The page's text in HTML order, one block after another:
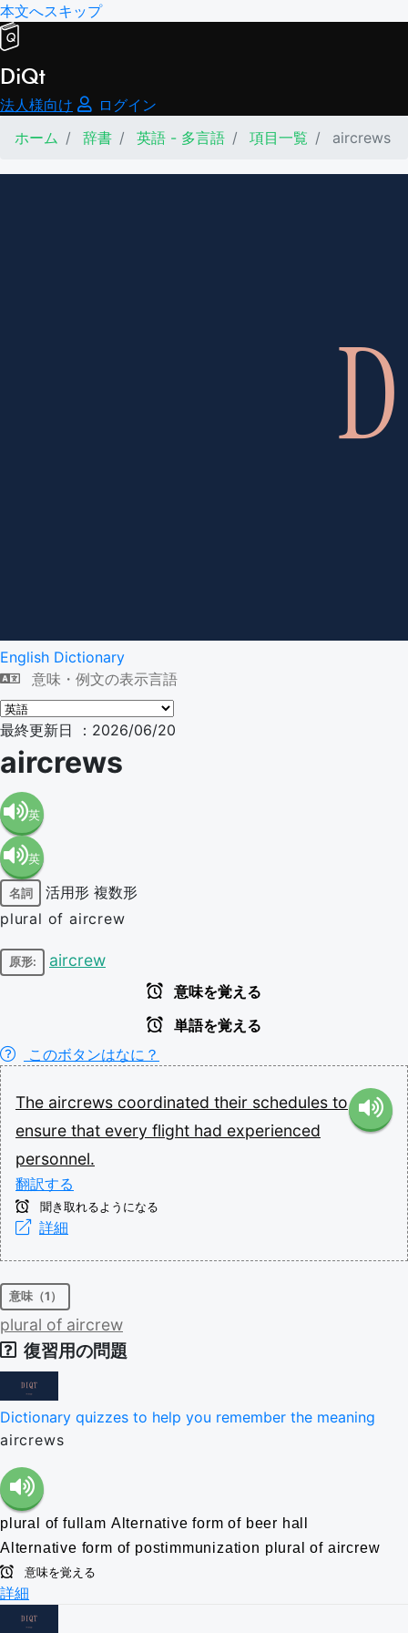
本文へスキップ
DiQt
法人様向け
ログイン
ホーム
辞書 英語 - 多言語 項目一覧 aircrews
English Dictionary
意味・例文の表示言語
最終更新日 ：2026/06/20
aircrews
英
語（米
国）
(en-US)
英
語（イ
ギリ
(en-GB)
名詞 活用形 複数形
plural of aircrew
原形: aircrew
意味を覚える
単語を覚える
このボタンはなに？
The aircrews coordinated their schedules to
ensure that every flight had experienced
personnel.
翻訳する
聞き取れるようになる
詳細
意味（1）
plural of aircrew
復習用の問題
Dictionary quizzes to help you remember the meaning
aircrews
plural of fullam Alternative form of beer hall
Alternative form of postimmunization plural of aircrew
意味を覚える
詳細